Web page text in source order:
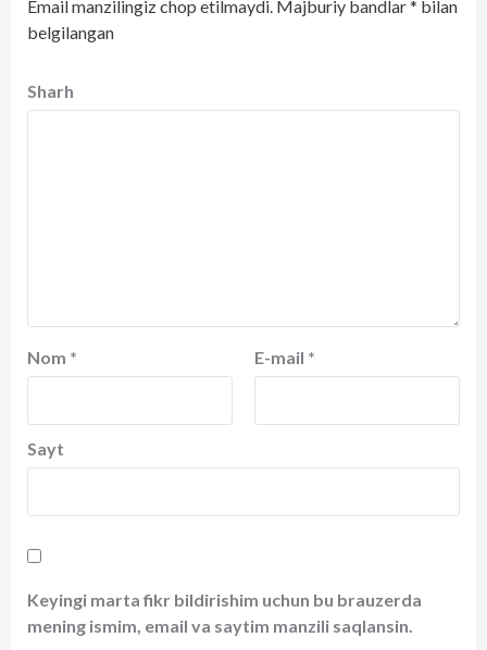
Email manzilingiz chop etilmaydi. Majburiy bandlar* bilan
belgilangan
Sharh
Nom * E-mail *
Sayt
Keyingi marta fikr bildirishim uchun bu brauzerda
mening ismim, email va saytim manzili saqlansin.